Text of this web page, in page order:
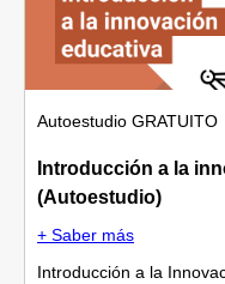
Autoestudio GRATUITO
Introducción a la
(Autoestudio)
+ Saber más
Introducción a la